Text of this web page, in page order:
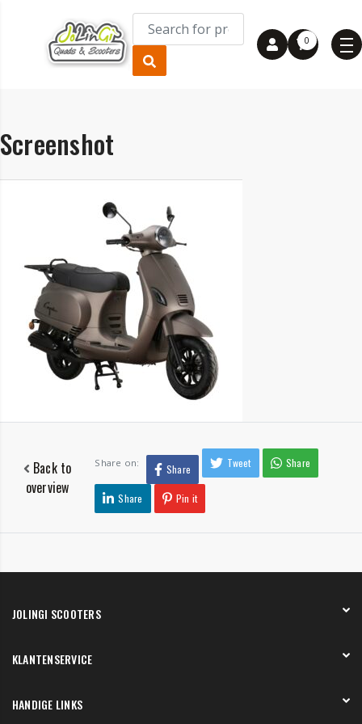
0
Screenshot
Back to
overview
Share on: Share Tweet Share
Share Pin it
JOLINGI SCOOTERS
Onze showroom
KLANTENSERVICE
Verzending en bezorging
HANDIGE LINKS